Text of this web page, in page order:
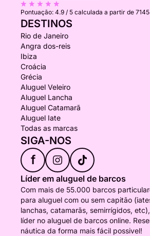
Pontuação: 4.9 / 5 calculada a partir de
DESTINOS
Rio de Janeiro
Angra dos-reis
Ibiza
Croácia
Grécia
Aluguel Veleiro
Aluguel Lancha
Aluguel Catamarã
Aluguel Iate
Todas as marcas
SIGA-NOS
f
Líder em aluguel de barcos
Com mais de 55.000 barcos
para aluguel com ou sem capitão
lanchas, catamarãs, semirrígidos,
líder no aluguel de barcos online.
náutica da forma mais fácil possivel!